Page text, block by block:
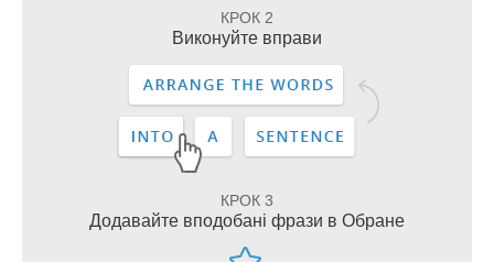
КРОК 2
Виконуйте вправи
КРОК 3
Додавайте вподобані фрази в Обране